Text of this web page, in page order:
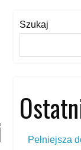
Szukaj
Pełniejsza